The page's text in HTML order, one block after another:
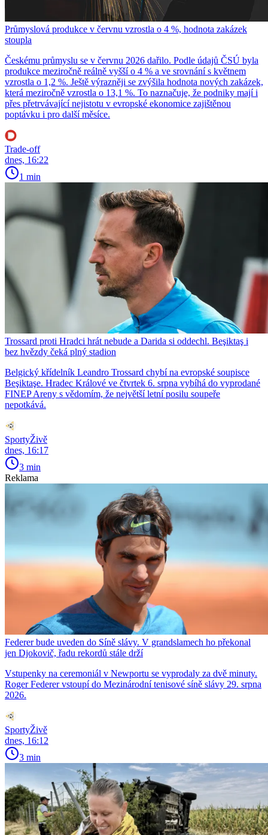
Průmyslová produkce v červnu vzrostla o 4 %, hodnota zakázek
stoupla
Českému průmyslu se v červnu 2026 dařilo. Podle údajů ČSÚ byla
produkce meziročně reálně vyšší o 4 % a ve srovnání s květnem
vzrostla o 1,2 %. Ještě výrazněji se zvýšila hodnota nových zakázek,
která meziročně vzrostla o 13,1 %. To naznačuje, že podniky mají i
přes přetrvávající nejistotu v evropské ekonomice zajištěnou
poptávku i pro další měsíce.
Trade-off
dnes, 16:22
1 min
Trossard proti Hradci hrát nebude a Darida si oddechl. Beşiktaş i
bez hvězdy čeká plný stadion
Belgický křídelník Leandro Trossard chybí na evropské soupisce
Beşiktaşe. Hradec Králové ve čtvrtek 6. srpna vybíhá do vyprodané
FINEP Areny s vědomím, že největší letní posilu soupeře
nepotkává.
SportyŽivě
dnes, 16:17
3 min
Reklama
Federer bude uveden do Síně slávy. V grandslamech ho překonal
jen Djokovič, řadu rekordů stále drží
Vstupenky na ceremoniál v Newportu se vyprodaly za dvě minuty.
Roger Federer vstoupí do Mezinárodní tenisové síně slávy 29. srpna
2026.
SportyŽivě
dnes, 16:12
3 min